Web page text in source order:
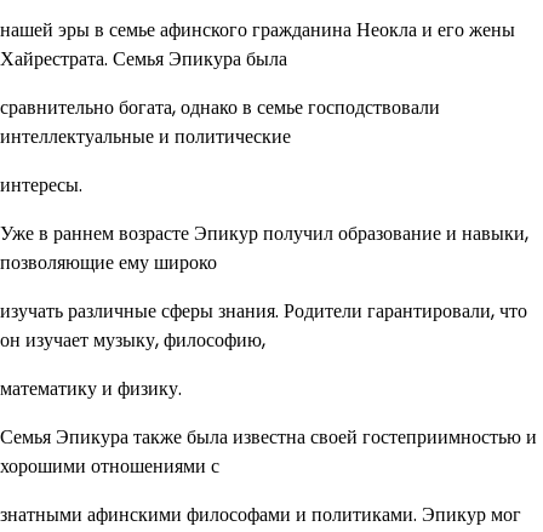
нашей эры в семье афинского гражданина Неокла и его жены
Хайрестрата. Семья Эпикура была
сравнительно богата, однако в семье господствовали
интеллектуальные и политические
интересы.
Уже в раннем возрасте Эпикур получил образование и навыки,
позволяющие ему широко
изучать различные сферы знания. Родители гарантировали, что
он изучает музыку, философию,
математику и физику.
Семья Эпикура также была известна своей гостеприимностью и
хорошими отношениями с
знатными афинскими философами и политиками. Эпикур мог